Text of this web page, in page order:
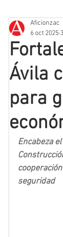
Que no se
Mineros
Ávila
para
Aficionzac
6 oct 2025
Encabeza
seguridad